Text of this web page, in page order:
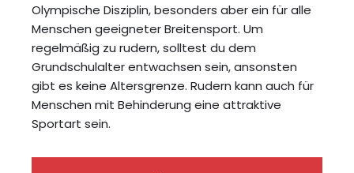
Olympische Disziplin, besonders aber ein für alle
Menschen geeigneter Breitensport. Um
regelmäßig zu rudern, solltest du dem
Grundschulalter entwachsen sein, ansonsten
gibt es keine Altersgrenze. Rudern kann auch für
Menschen mit Behinderung eine attraktive
Sportart sein.